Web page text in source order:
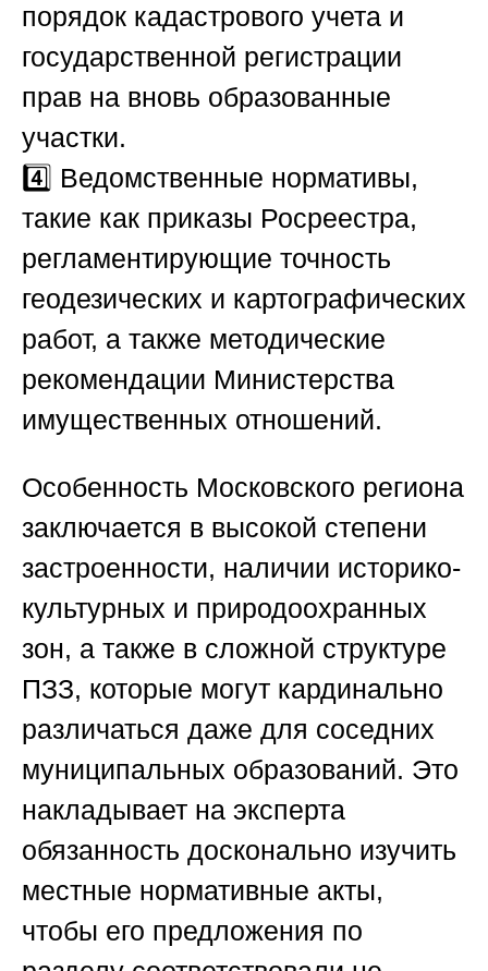
порядок кадастрового учета и
государственной регистрации
прав на вновь образованные
участки.
4️⃣ Ведомственные нормативы,
такие как приказы Росреестра,
регламентирующие точность
геодезических и картографических
работ, а также методические
рекомендации Министерства
имущественных отношений.
Особенность Московского региона
заключается в высокой степени
застроенности, наличии историко-
культурных и природоохранных
зон, а также в сложной структуре
ПЗЗ, которые могут кардинально
различаться даже для соседних
муниципальных образований. Это
накладывает на эксперта
обязанность досконально изучить
местные нормативные акты,
чтобы его предложения по